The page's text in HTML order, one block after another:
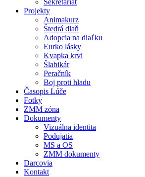
Sekretariát
Projekty
Animakurz
Štedrá dlaň
Adopcia na diaľku
Eurko lásky
Kvapka krvi
Šlabikár
Peračník
Boj proti hladu
Časopis Lúče
Fotky
ZMM zóna
Dokumenty
Vizuálna identita
Podujatia
MS a OS
ZMM dokumenty
Darcovia
Kontakt